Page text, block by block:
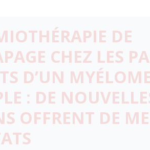
DE
CHEZ LES
D’UN
: DE
OFFRENT DE